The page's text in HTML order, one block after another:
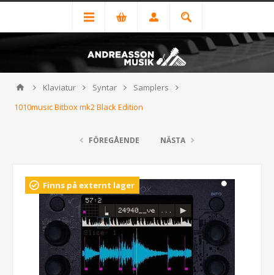
Klaviatur Syntar
Samplers
1010music Bitbox mk2 Black Edition
FÖREGÅENDE NÄSTA
Finns på externt lager